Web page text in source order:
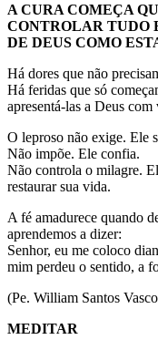
A CURA COMEÇA
CONTROLAR TUDO
DE DEUS COMO
Há dores que não
Há feridas que só
apresentá-las a Deus com
O leproso não exige. Ele
Não impõe. Ele confia.
Não controla o milagre.
restaurar sua vida.
A fé amadurece quando
aprendemos a dizer:
Senhor, eu me coloco
mim perdeu o sentido, a
(Pe. William Santos
MEDITAR